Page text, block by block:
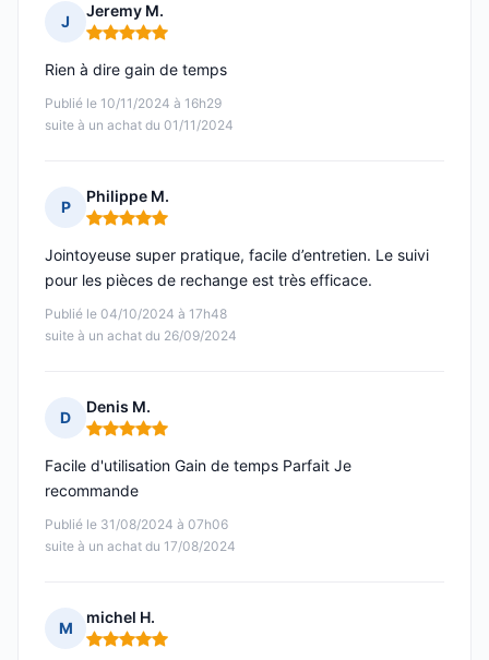
J
Jeremy M.
Note : 5 sur 5
Publié le 10/11/2024 à 16h29
suite à un achat du 01/11/2024
Rien à dire gain de temps
P
Philippe M.
Note : 5 sur 5
Publié le 04/10/2024 à 17h48
suite à un achat du 26/09/2024
Jointoyeuse super pratique, facile d’entretien. Le suivi
pour les pièces de rechange est très efficace.
D
Denis M.
Note : 5 sur 5
Publié le 31/08/2024 à 07h06
suite à un achat du 17/08/2024
Facile d'utilisation Gain de temps Parfait Je
recommande
M
michel H.
Note : 5 sur 5